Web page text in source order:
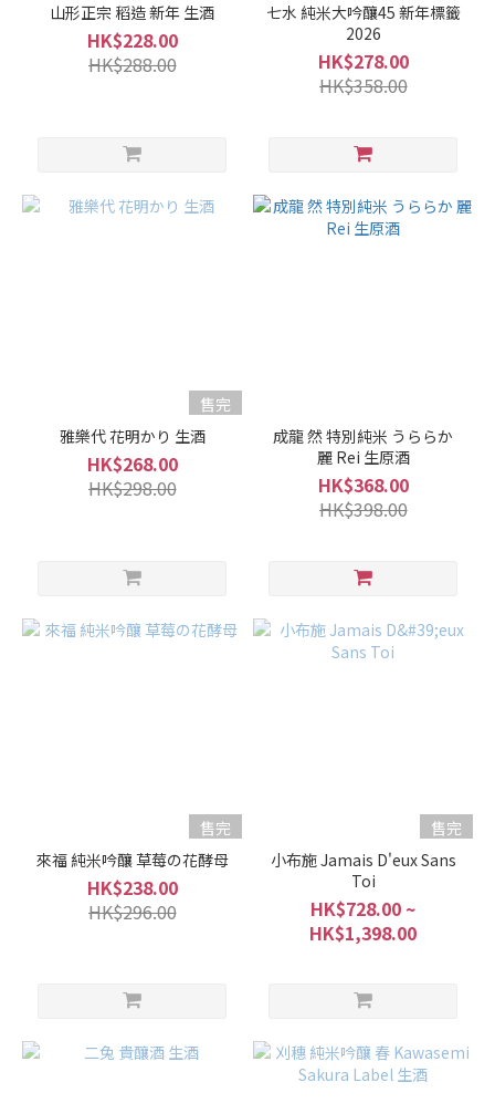
山形正宗 稻造 新年 生酒
HK$228.00
HK$288.00
七水 純米大吟釀45 新年標籤
2026
HK$278.00
HK$358.00
售完
雅樂代 花明かり 生酒
HK$268.00
HK$298.00
成龍 然 特別純米 うららか
麗 Rei 生原酒
HK$368.00
HK$398.00
售完
來福 純米吟釀 草莓の花酵母
HK$238.00
HK$296.00
售完
小布施 Jamais D'eux Sans
Toi
HK$728.00 ~
HK$1,398.00